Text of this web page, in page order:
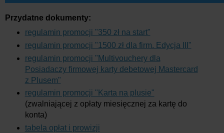
Przydatne dokumenty:
regulamin promocji "350 zł na start"
regulamin promocji "1500 zł dla firm. Edycja III"
regulamin promocji "Multivouchery dla
Posiadaczy firmowej karty debetowej Mastercard
z Plusem"
regulamin promocji "Karta na plusie"
(zwalniającej z opłaty miesięcznej za kartę do
konta)
tabela opłat i prowizji